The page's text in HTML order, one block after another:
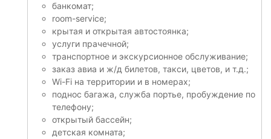
банкомат;
room-service;
крытая и открытая автостоянка;
услуги прачечной;
транспортное и экскурсионное обслуживание;
заказ авиа и ж/д билетов, такси, цветов, и т.д.;
Wi-Fi на территории и в номерах;
поднос багажа, служба портье, пробуждение по
телефону;
открытый бассейн;
детская комната;